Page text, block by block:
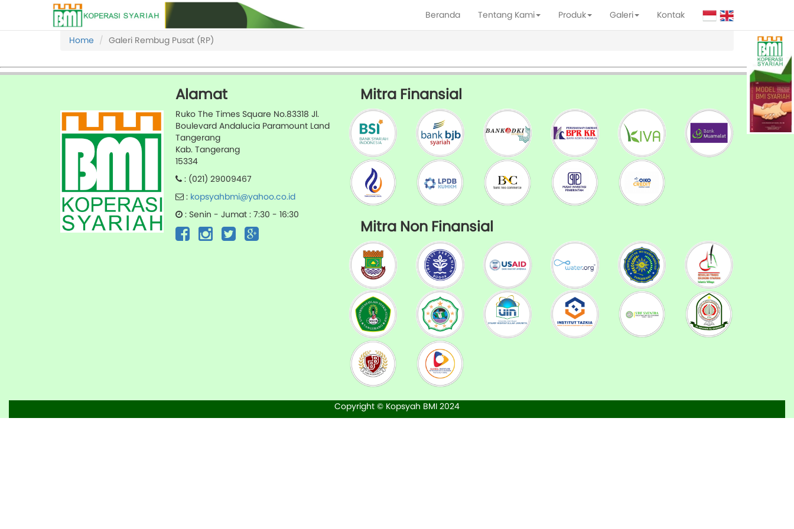
Beranda Tentang Kami Produk Galeri Kontak
Home Galeri Rembug Pusat (RP)
Alamat
Ruko The Times Square No.83318 Jl.
Boulevard Andalucia Paramount Land
Tangerang
Kab. Tangerang
15334
: (021) 29009467
: kopsyahbmi@yahoo.co.id
: Senin - Jumat : 7:30 - 16:30
Mitra Finansial
Mitra Non Finansial
Copyright © Kopsyah BMI 2024